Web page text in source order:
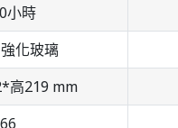
小時
化玻璃
高219 mm